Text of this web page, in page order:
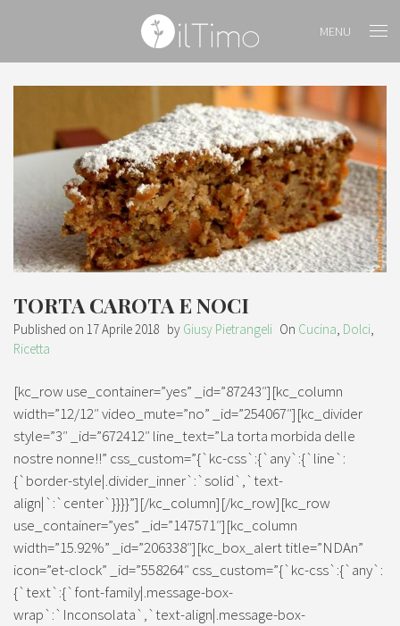
MENU
TORTA CAROTA E NOCI
Published on 17 Aprile 2018 by Giusy Pietrangeli On Cucina, Dolci,
Ricetta
[kc_row use_container=”yes” _id=”87243″][kc_column
width=”12/12″ video_mute=”no” _id=”254067″][kc_divider
style=”3″ _id=”672412″ line_text=”La torta morbida delle
nostre nonne!!” css_custom=”{`kc-css`:{`any`:{`line`:
{`border-style|.divider_inner`:`solid`,`text-
align|`:`center`}}}}”][/kc_column][/kc_row][kc_row
use_container=”yes” _id=”147571″][kc_column
width=”15.92%” _id=”206338″][kc_box_alert title=”NDAn”
icon=”et-clock” _id=”558264″ css_custom=”{`kc-css`:{`any`:
{`text`:{`font-family|.message-box-
wrap`:`Inconsolata`,`text-align|.message-box-